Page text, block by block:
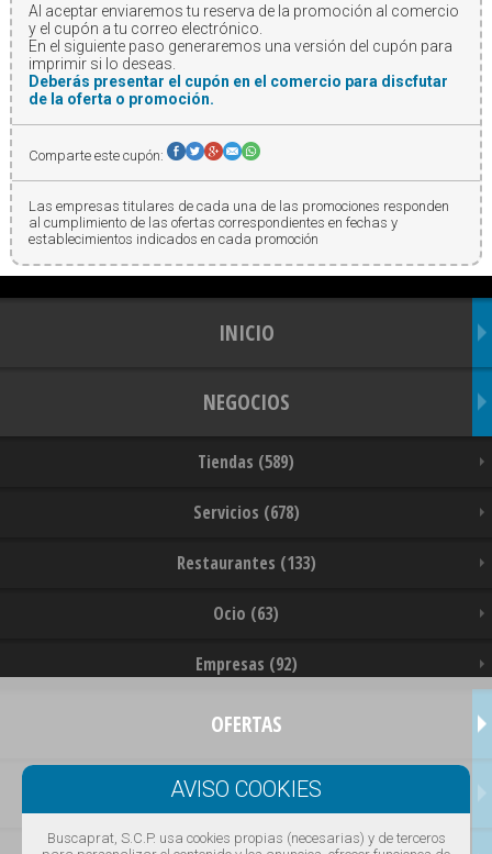
Al aceptar enviaremos tu reserva de la promoción al comercio
y el cupón a tu correo electrónico.
En el siguiente paso generaremos una versión del cupón para
imprimir si lo deseas.
Deberás presentar el cupón en el comercio para discfutar
de la oferta o promoción.
Comparte este cupón:
Las empresas titulares de cada una de las promociones responden
al cumplimiento de las ofertas correspondientes en fechas y
establecimientos indicados en cada promoción
INICIO
NEGOCIOS
Tiendas (589)
Servicios (678)
Restaurantes (133)
Ocio (63)
Empresas (92)
OFERTAS
SERVICIOS
Buscaprat, S.C.P. usa cookies propias (necesarias) y de terceros